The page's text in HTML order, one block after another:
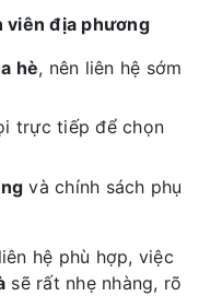
viên địa phương
hè, nên liên hệ sớm
trực tiếp để chọn
và chính sách phụ
hệ phù hợp, việc
sẽ rất nhẹ nhàng, rõ